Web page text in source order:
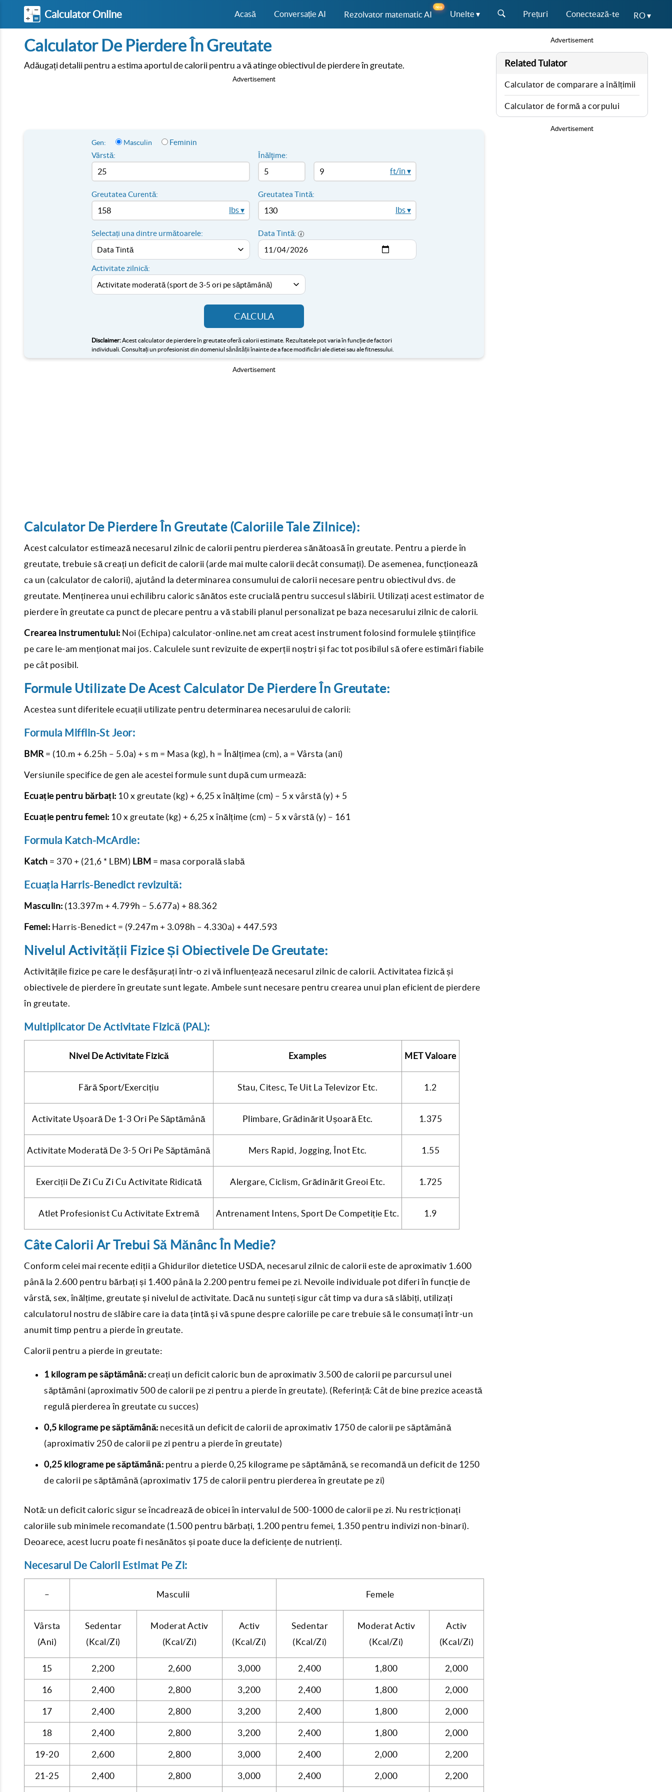
Calculator Online Acasă Conversație AI Rezolvator matematic AI
nou
Unelte ▾ Prețuri Conectează-te RO ▾
Calculator De Pierdere În Greutate
Adăugați detalii pentru a estima aportul de calorii pentru a vă atinge obiectivul de pierdere în greutate.
Advertisement
Gen: Masculin
Feminin
Vârstă:
Înălţime:
ft/in ▾
Greutatea Curentă:
lbs ▾
Greutatea Tintă:
lbs ▾
Selectați una dintre următoarele: Data Tintă:
Activitate zilnică:
CALCULA
Disclaimer:Acest calculator de pierdere în greutate oferă calorii estimate. Rezultatele pot varia în funcție de factori
individuali. Consultați un profesionist din domeniul sănătății înainte de a face modificări ale dietei sau ale fitnessului.
Advertisement
Calculator De Pierdere În Greutate (Caloriile Tale Zilnice):
Acest calculator estimează necesarul zilnic de calorii pentru pierderea sănătoasă în greutate. Pentru a pierde în
greutate, trebuie să creați un deficit de calorii (arde mai multe calorii decât consumați). De asemenea, funcționează
ca un (calculator de calorii), ajutând la determinarea consumului de calorii necesare pentru obiectivul dvs. de
greutate. Menținerea unui echilibru caloric sănătos este crucială pentru succesul slăbirii. Utilizați acest estimator de
pierdere în greutate ca punct de plecare pentru a vă stabili planul personalizat pe baza necesarului zilnic de calorii.
Crearea instrumentului: Noi (Echipa) calculator-online.net am creat acest instrument folosind formulele științifice
pe care le-am menționat mai jos. Calculele sunt revizuite de experții noștri și fac tot posibilul să ofere estimări fiabile
pe cât posibil.
Formule Utilizate De Acest Calculator De Pierdere În Greutate:
Acestea sunt diferitele ecuații utilizate pentru determinarea necesarului de calorii:
Formula Mifflin-St Jeor:
BMR = (10.m + 6.25h – 5.0a) + s m = Masa (kg), h = Înălțimea (cm), a = Vârsta (ani)
Versiunile specifice de gen ale acestei formule sunt după cum urmează:
Ecuație pentru bărbați: 10 x greutate (kg) + 6,25 x înălțime (cm) – 5 x vârstă (y) + 5
Ecuație pentru femei: 10 x greutate (kg) + 6,25 x înălțime (cm) – 5 x vârstă (y) – 161
Formula Katch-McArdle:
Katch = 370 + (21,6 * LBM) LBM = masa corporală slabă
Ecuația Harris-Benedict revizuită:
Masculin: (13.397m + 4.799h – 5.677a) + 88.362
Femei: Harris-Benedict = (9.247m + 3.098h – 4.330a) + 447.593
Nivelul Activității Fizice Și Obiectivele De Greutate:
Activitățile fizice pe care le desfășurați într-o zi vă influențează necesarul zilnic de calorii. Activitatea fizică și
obiectivele de pierdere în greutate sunt legate. Ambele sunt necesare pentru crearea unui plan eficient de pierdere
în greutate.
Multiplicator De Activitate Fizică (PAL):
Nivel De Activitate Fizică Examples METValoare
Fără Sport/Exercițiu Stau, Citesc, Te Uit La Televizor Etc. 1.2
Activitate Ușoară De 1-3 Ori Pe Săptămână Plimbare, Grădinărit Ușoară Etc. 1.375
Activitate Moderată De 3-5 Ori Pe Săptămână Mers Rapid, Jogging, Înot Etc. 1.55
Exerciții De Zi Cu Zi Cu Activitate Ridicată Alergare, Ciclism, Grădinărit Greoi Etc. 1.725
Atlet Profesionist Cu Activitate Extremă Antrenament Intens, Sport De Competiție Etc. 1.9
Câte Calorii Ar Trebui Să Mănânc În Medie?
Conform celei mai recente ediții a Ghidurilor dietetice USDA, necesarul zilnic de calorii este de aproximativ 1.600
până la 2.600 pentru bărbați și 1.400 până la 2.200 pentru femei pe zi. Nevoile individuale pot diferi în funcție de
vârstă, sex, înălțime, greutate și nivelul de activitate. Dacă nu sunteți sigur cât timp va dura să slăbiți, utilizați
calculatorul nostru de slăbire care ia data țintă și vă spune despre caloriile pe care trebuie să le consumați într-un
anumit timp pentru a pierde în greutate.
Calorii pentru a pierde in greutate:
1 kilogram pe săptămână: creați un deficit caloric bun de aproximativ 3.500 de calorii pe parcursul unei
săptămâni (aproximativ 500 de calorii pe zi pentru a pierde în greutate). (Referință: Cât de bine prezice această
regulă pierderea în greutate cu succes)
0,5 kilograme pe săptămână: necesită un deficit de calorii de aproximativ 1750 de calorii pe săptămână
(aproximativ 250 de calorii pe zi pentru a pierde în greutate)
0,25 kilograme pe săptămână: pentru a pierde 0,25 kilograme pe săptămână, se recomandă un deficit de 1250
de calorii pe săptămână (aproximativ 175 de calorii pentru pierderea în greutate pe zi)
Notă: un deficit caloric sigur se încadrează de obicei în intervalul de 500-1000 de calorii pe zi. Nu restricționați
caloriile sub minimele recomandate (1.500 pentru bărbați, 1.200 pentru femei, 1.350 pentru indivizi non-binari).
Deoarece, acest lucru poate fi nesănătos și poate duce la deficiențe de nutrienți.
Necesarul De Calorii Estimat Pe Zi:
– Masculii Femele
Vârsta
(Ani)
Sedentar
(Kcal/Zi)
Moderat Activ
(Kcal/Zi)
Activ
(Kcal/Zi)
Sedentar
(Kcal/Zi)
Moderat Activ
(Kcal/Zi)
Activ
(Kcal/Zi)
15 2,200 2,600 3,000 2,400 1,800 2,000
16 2,400 2,800 3,200 2,400 1,800 2,000
17 2,400 2,800 3,200 2,400 1,800 2,000
18 2,400 2,800 3,200 2,400 1,800 2,000
19-20 2,600 2,800 3,000 2,400 2,000 2,200
21-25 2,400 2,800 3,000 2,400 2,000 2,200
Advertisement
Related Tulator
Calculator de comparare a înălțimii
Calculator de formă a corpului
Advertisement